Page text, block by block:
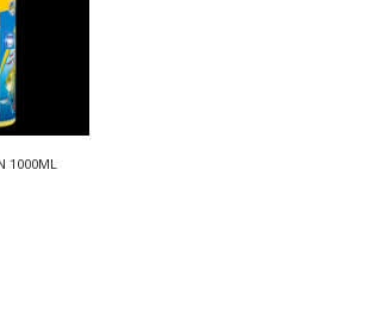
1000ML